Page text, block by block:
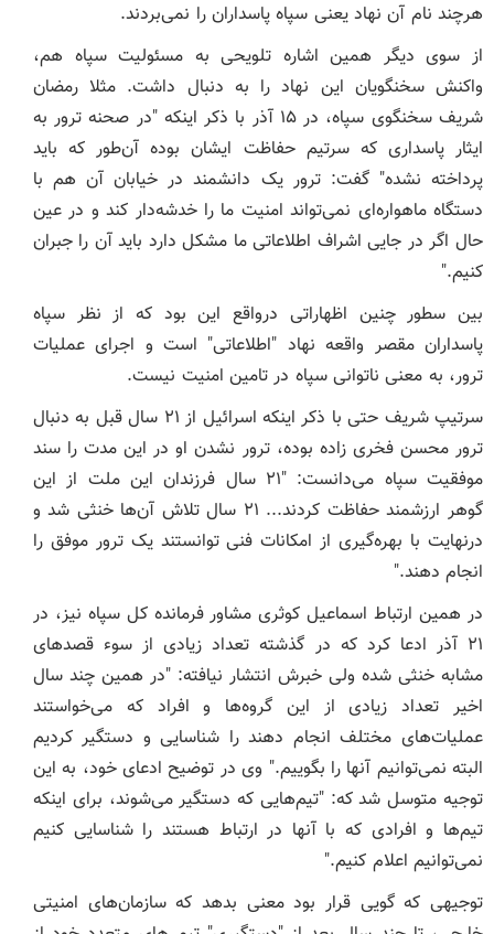
هرچند نام آن نهاد یعنی سپاه پاسداران را نمی‌بردند.
از سوی دیگر همین اشاره تلویحی به مسئولیت سپاه هم،
واکنش سخنگویان این نهاد را به دنبال داشت. مثلا رمضان
شریف سخنگوی سپاه، در ۱۵ آذر با ذکر اینکه "در صحنه ترور به
ایثار پاسداری که سرتیم حفاظت ایشان بوده آن‌طور که باید
پرداخته نشده" گفت: ترور یک دانشمند در خیابان آن هم با
دستگاه ماهواره‌ای نمی‌تواند امنیت ما را خدشه‌دار کند و در عین
حال اگر در جایی اشراف اطلاعاتی ما مشکل دارد باید آن را جبران
کنیم."
بین سطور چنین اظهاراتی درواقع این بود که از نظر سپاه
پاسداران مقصر واقعه نهاد "اطلاعاتی" است و اجرای عملیات
ترور، به معنی ناتوانی سپاه در تامین امنیت نیست.
سرتیپ شریف حتی با ذکر اینکه اسرائیل از ۲۱ سال قبل به دنبال
ترور محسن فخری زاده بوده، ترور نشدن او در این مدت را سند
موفقیت سپاه می‌دانست: "۲۱ سال فرزندان این ملت از این
گوهر ارزشمند حفاظت کردند... ۲۱ سال تلاش آن‌ها خنثی شد و
درنهایت با بهره‌گیری از امکانات فنی توانستند یک ترور موفق را
انجام دهند."
در همین ارتباط اسماعیل کوثری مشاور فرمانده کل سپاه نیز، در
۲۱ آذر ادعا کرد که در گذشته تعداد زیادی از سوء قصدهای
مشابه خنثی شده ولی خبرش انتشار نیافته: "در همین چند سال
اخیر تعداد زیادی از این گروه‌ها و افراد که می‌خواستند
عملیات‌های مختلف انجام دهند را شناسایی و دستگیر کردیم
البته نمی‌توانیم آنها را بگوییم." وی در توضیح ادعای خود، به این
توجیه متوسل شد که: "تیم‌هایی که دستگیر می‌شوند، برای اینکه
تیم‌ها و افرادی که با آنها در ارتباط هستند را شناسایی کنیم
نمی‌توانیم اعلام کنیم."
توجیهی که گویی قرار بود معنی بدهد که سازمان‌های امنیتی